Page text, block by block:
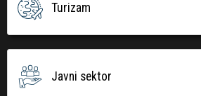
Turizam
Javni sektor